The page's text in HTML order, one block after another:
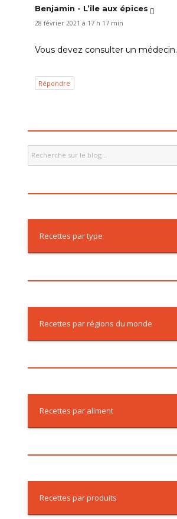
Benjamin - L’île aux épices dit :
28 février 2021 à 17 h 17 min
Vous devez consulter un médecin.
Répondre
Recettes par type
Recettes par régions du monde
Recettes par aliment
Recettes par produits